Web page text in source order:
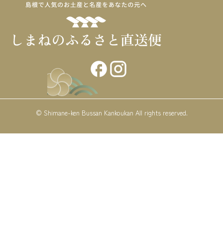
© Shimane-ken Bussan Kankoukan All rights reserved.